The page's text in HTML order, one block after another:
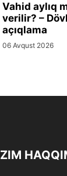
Vahid aylıq
verilir? –
açıqlama
06 Avqust 2026